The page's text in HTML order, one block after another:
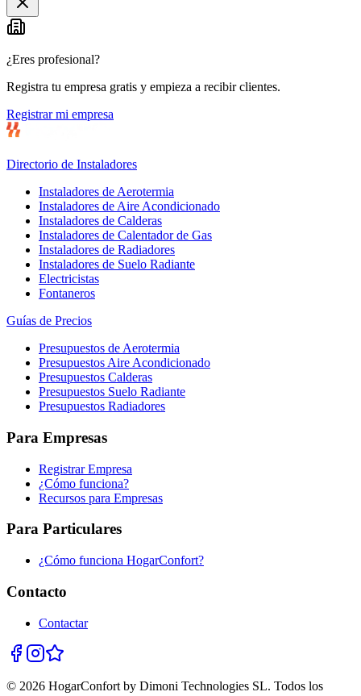
¿Eres profesional?
Registra tu empresa gratis y empieza a recibir clientes.
Registrar mi empresa
Directorio de Instaladores
Instaladores de Aerotermia
Instaladores de Aire Acondicionado
Instaladores de Calderas
Instaladores de Calentador de Gas
Instaladores de Radiadores
Instaladores de Suelo Radiante
Electricistas
Fontaneros
Guías de Precios
Presupuestos de Aerotermia
Presupuestos Aire Acondicionado
Presupuestos Calderas
Presupuestos Suelo Radiante
Presupuestos Radiadores
Para Empresas
Registrar Empresa
¿Cómo funciona?
Recursos para Empresas
Para Particulares
¿Cómo funciona HogarConfort?
Contacto
Contactar
© 2026 HogarConfort by Dimoni Technologies SL. Todos los